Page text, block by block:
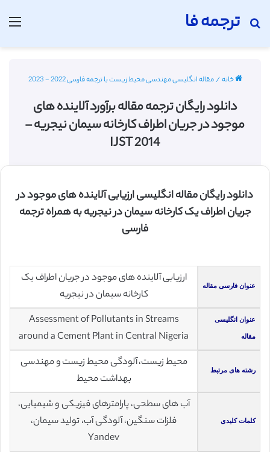
ترجمه فا
جستجو برای
خانه/مقاله انگلیسی مهندسی محیط زیست با ترجمه فارسی 2022 - 2023
دانلود رایگان ترجمه مقاله برآورد آلاینده های
موجود در جریان اطراف کارخانه سیمان نیجریه –
IJST 2014
دانلود رایگان مقاله انگلیسی ارزیابی آلاینده های موجود در
جریان اطراف یک کارخانه سیمان در نیجریه به همراه ترجمه
فارسی
عنوان فارسی مقاله
ارزیابی آلاینده های موجود در جریان اطراف یک
کارخانه سیمان در نیجریه
عنوان انگلیسی
مقاله
Assessment of Pollutants in Streams
around a Cement Plant in Central Nigeria
رشته های مرتبط
محیط زیست، آلودگی محیط زیست و مهندسی
بهداشت محیط
کلمات کلیدی
آب های سطحی، پارامترهای فیزیکی و شیمیایی،
فلزات سنگین، آلودگی آب، تولید سیمان،
Yandev